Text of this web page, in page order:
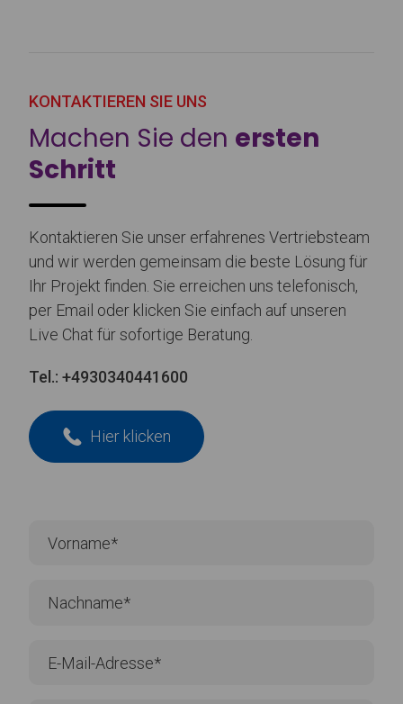
KONTAKTIEREN SIE UNS
Machen Sie den ersten
Schritt
Kontaktieren Sie unser erfahrenes Vertriebsteam
und wir werden gemeinsam die beste Lösung für
Ihr Projekt finden. Sie erreichen uns telefonisch,
per Email oder klicken Sie einfach auf unseren
Live Chat für sofortige Beratung.
Tel.: +4930340441600
Hier klicken